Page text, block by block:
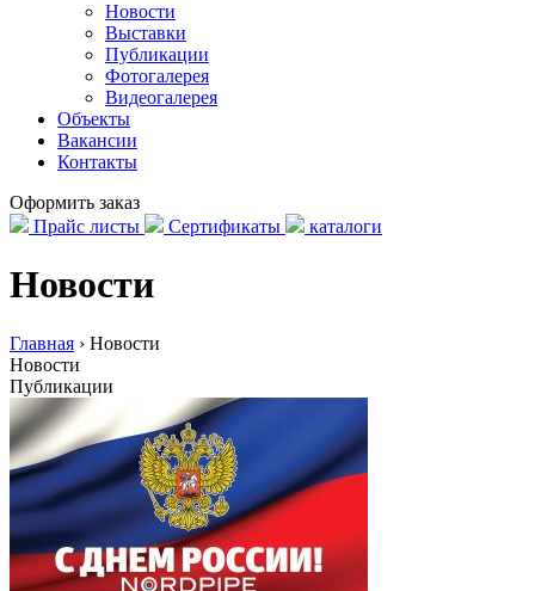
Новости
Выставки
Публикации
Фотогалерея
Видеогалерея
Объекты
Вакансии
Контакты
Оформить заказ
Прайс листы
Сертификаты каталоги
Новости
Главная › Новости
Новости
Публикации